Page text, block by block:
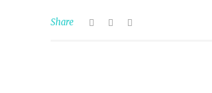
Share